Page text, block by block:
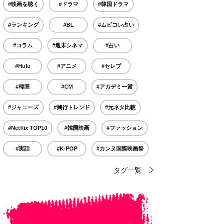
#映画を聴く #ドラマ #韓国ドラマ
#ランキング #BL #ムビコレ占い
#コラム #週末シネマ #占い
#Hulu #アニメ #セレブ
#韓国 #CM #アカデミー賞
#ジャニーズ #興行トレンド #元ネタ比較
#Netflix TOP10 #韓国映画 #ファッション
#実話 #K-POP #カンヌ国際映画祭
タグ一覧